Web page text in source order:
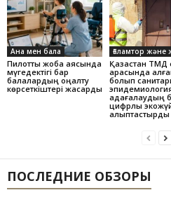
Ана мен бала
Пилоттық жоба аясында
мүгедектігі бар
балалардың оңалту
көрсеткіштері жақсарды
Ғаламтор және
Қазақстан ТМД
арасында
болып
қадағалаудың
цифрлық
қалыптастырды
ПОСЛЕДНИЕ ОБЗОРЫ